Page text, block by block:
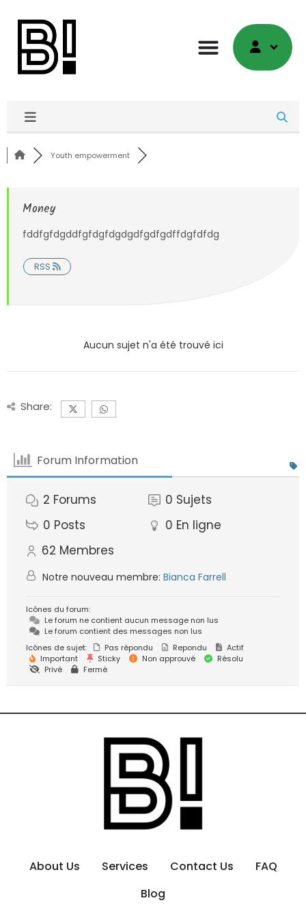
Youth empowerment
Money
fddfgfdgddfgfdgfdgdgdfgdfgdffdgfdfdg
RSS
Aucun sujet n'a été trouvé ici
Share:
Forum Information
2 Forums 0 Sujets
0 Posts 0 En ligne
62 Membres
Notre nouveau membre: Bianca Farrell
Icônes du forum:
Le forum ne contient aucun message non lus
Le forum contient des messages non lus
Icônes de sujet:
Pas répondu Repondu
Actif
Important
Sticky Non approuvé
Résolu
Privé
Fermé
About Us Services Contact Us
FAQ
Blog